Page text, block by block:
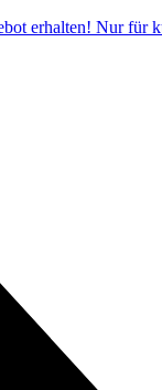
erhalten! Nur für